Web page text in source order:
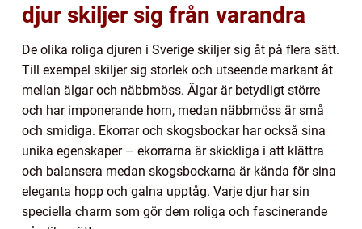
djur skiljer sig från varandra
De olika roliga djuren i Sverige skiljer sig åt på flera sätt.
Till exempel skiljer sig storlek och utseende markant åt
mellan älgar och näbbmöss. Älgar är betydligt större
och har imponerande horn, medan näbbmöss är små
och smidiga. Ekorrar och skogsbockar har också sina
unika egenskaper – ekorrarna är skickliga i att klättra
och balansera medan skogsbockarna är kända för sina
eleganta hopp och galna upptåg. Varje djur har sin
speciella charm som gör dem roliga och fascinerande